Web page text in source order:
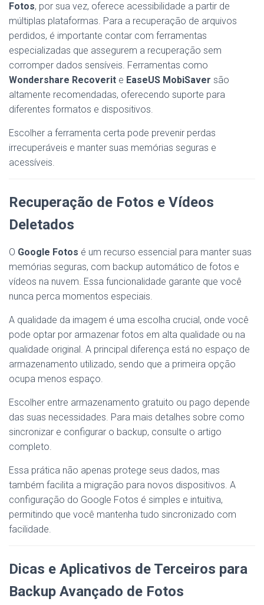
Fotos, por sua vez, oferece acessibilidade a partir de
múltiplas plataformas. Para a recuperação de arquivos
perdidos, é importante contar com ferramentas
especializadas que assegurem a recuperação sem
corromper dados sensíveis. Ferramentas como
Wondershare Recoverit e EaseUS MobiSaver são
altamente recomendadas, oferecendo suporte para
diferentes formatos e dispositivos.
Escolher a ferramenta certa pode prevenir perdas
irrecuperáveis e manter suas memórias seguras e
acessíveis.
Recuperação de Fotos e Vídeos
Deletados
O Google Fotos é um recurso essencial para manter suas
memórias seguras, com backup automático de fotos e
vídeos na nuvem. Essa funcionalidade garante que você
nunca perca momentos especiais.
A qualidade da imagem é uma escolha crucial, onde você
pode optar por armazenar fotos em alta qualidade ou na
qualidade original. A principal diferença está no espaço de
armazenamento utilizado, sendo que a primeira opção
ocupa menos espaço.
Escolher entre armazenamento gratuito ou pago depende
das suas necessidades. Para mais detalhes sobre como
sincronizar e configurar o backup, consulte o artigo
completo.
Essa prática não apenas protege seus dados, mas
também facilita a migração para novos dispositivos. A
configuração do Google Fotos é simples e intuitiva,
permitindo que você mantenha tudo sincronizado com
facilidade.
Dicas e Aplicativos de Terceiros para
Backup Avançado de Fotos